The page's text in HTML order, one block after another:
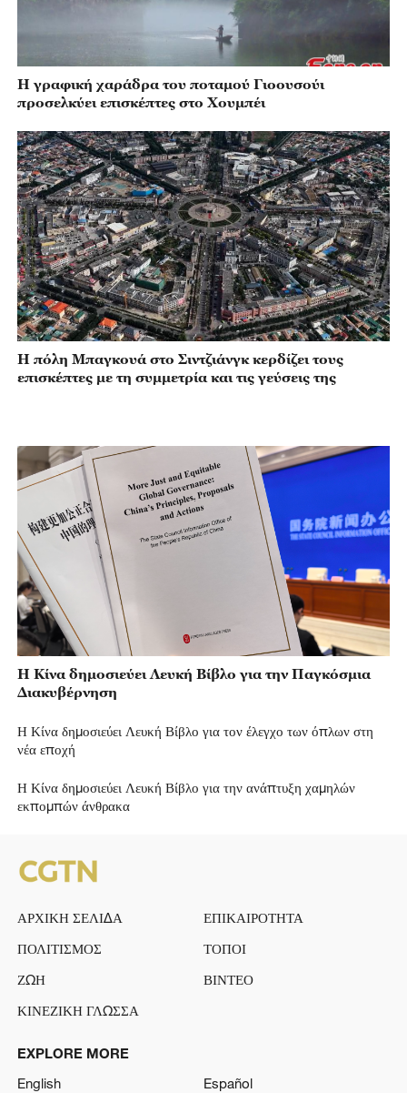
Η γραφική χαράδρα του ποταμού Γιοουσούι
προσελκύει επισκέπτες στο Χουμπέι
Η πόλη Μπαγκουά στο Σιντζιάνγκ κερδίζει τους
επισκέπτες με τη συμμετρία και τις γεύσεις της
Η Κίνα δημοσιεύει Λευκή Βίβλο για την Παγκόσμια
Διακυβέρνηση
Η Κίνα δημοσιεύει Λευκή Βίβλο για τον έλεγχο των όπλων στη
νέα εποχή
Η Κίνα δημοσιεύει Λευκή Βίβλο για την ανάπτυξη χαμηλών
εκπομπών άνθρακα
ΑΡΧΙΚΗ ΣΕΛΙΔΑ
ΕΠΙΚΑΙΡΟΤΗΤΑ
ΠΟΛΙΤΙΣΜΟΣ
ΤΟΠΟΙ
ΖΩΗ
ΒΙΝΤΕΟ
ΚΙΝΕΖΙΚΗ ΓΛΩΣΣΑ
EXPLORE MORE
English
Español